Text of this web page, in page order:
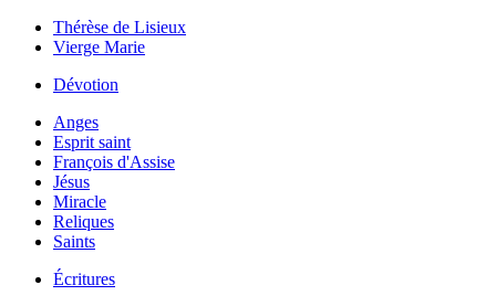
Thérèse de Lisieux
Vierge Marie
Dévotion
Anges
Esprit saint
François d'Assise
Jésus
Miracle
Reliques
Saints
Écritures